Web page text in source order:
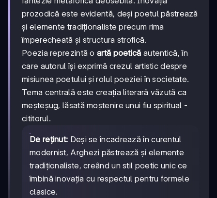
prozodică este evidentă, deși poetul păstrează
și elemente tradiționaliste precum rima
împerecheată și structura strofică.
Poezia reprezintă o artă poetică autentică, în
care autorul își exprimă crezul artistic despre
misiunea poetului și rolul poeziei în societate.
Tema centrală este creația literară văzută ca
meșteșug, lăsată moștenire unui fiu spiritual -
cititorul.
De reținut: Deși se încadrează în curentul
modernist, Arghezi păstrează și elemente
tradiționaliste, creând un stil poetic unic ce
îmbină inovația cu respectul pentru formele
clasice.